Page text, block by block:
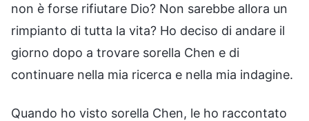
non è forse rifiutare Dio? Non sarebbe allora un
rimpianto di tutta la vita? Ho deciso di andare il
giorno dopo a trovare sorella Chen e di
continuare nella mia ricerca e nella mia indagine.
Quando ho visto sorella Chen, le ho raccontato